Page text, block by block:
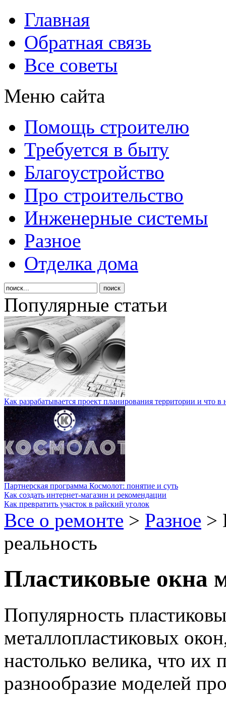
Главная
Обратная связь
Все советы
Меню сайта
Помощь строителю
Требуется в быту
Благоустройство
Про строительство
Инженерные системы
Разное
Отделка дома
Популярные статьи
Как разрабатывается проект планирования территории и что в
Партнерская программа Космолот: понятие и суть
Как создать интернет-магазин и рекомендации
Как превратить участок в райский уголок
Все о ремонте > Разное >
реальность
Пластиковые окна
Популярность
металлопластиковых
настолько велика, что их
разнообразие моделей